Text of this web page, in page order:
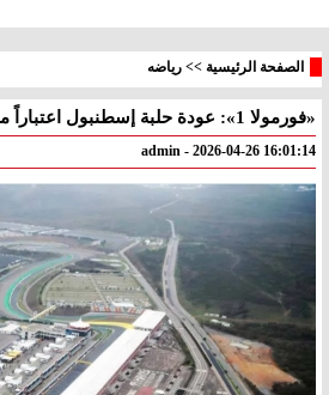
° - ° معليا
الصفحة الرئيسية >> رياضه
«فورمولا 1»: عودة حلبة إسطنبول اعتباراً من الموسم المقبل
admin - 2026-04-26 16:01:14